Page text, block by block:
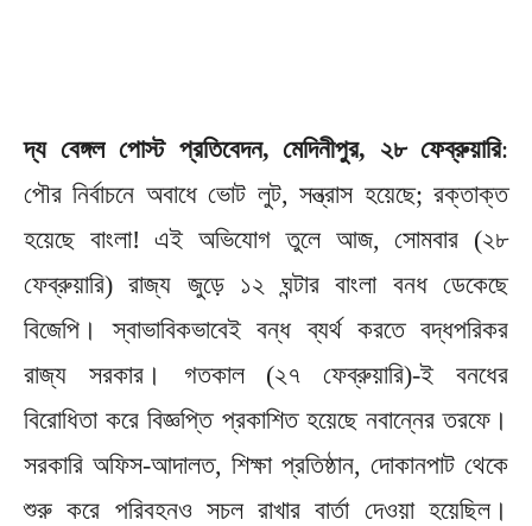
দ্য বেঙ্গল পোস্ট প্রতিবেদন, মেদিনীপুর, ২৮ ফেব্রুয়ারি:
পৌর নির্বাচনে অবাধে ভোট লুট, সন্ত্রাস হয়েছে; রক্তাক্ত
হয়েছে বাংলা! এই অভিযোগ তুলে আজ, সোমবার (২৮
ফেব্রুয়ারি) রাজ্য জুড়ে ১২ ঘন্টার বাংলা বনধ ডেকেছে
বিজেপি। স্বাভাবিকভাবেই বন্ধ ব্যর্থ করতে বদ্ধপরিকর
রাজ্য সরকার। গতকাল (২৭ ফেব্রুয়ারি)-ই বনধের
বিরোধিতা করে বিজ্ঞপ্তি প্রকাশিত হয়েছে নবান্নের তরফে।
সরকারি অফিস-আদালত, শিক্ষা প্রতিষ্ঠান, দোকানপাট থেকে
শুরু করে পরিবহনও সচল রাখার বার্তা দেওয়া হয়েছিল।